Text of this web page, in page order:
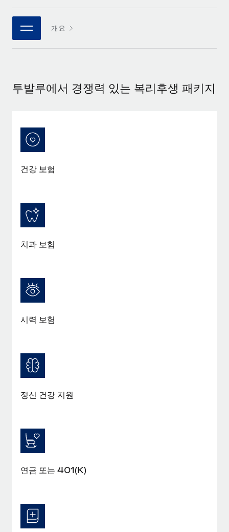
통합
핵심 비즈니스 도구로 프로세스를 간소화
글로벌 인사 및 규정 준수 업무 처리에 전문가 지원 제공
채용 후보자 심사 프로세스 간소화
Compliance Watchtower
법인 설립
복리후생
손쉬운 직원 복리후생 관리
플랫폼에 글로벌 HR을 유연하게 통합
Remote와의 파트너십 기회 탐색
이벤트
인사이트 센터
모든 리소스 보기
계약자 관리
세금
블로그
Remote 제품 관련 소식: Gusto 및 Xero와의 통합과
장 적합 사람을 찾아 채용 및 관리하고 급여를 지급하도록 돕는 것
입니다. 이를 위해 최근 몇 주 동안 새로운...
자세히 알아보기
Shootsta가 Remote를 통해 네 개의 시장에서 글로벌
채용을 확장한 방법
비디오 콘텐츠를 활용한 마케팅이 계속해서 인기를 끌면서, 기업들
에게는 흥미롭고 전문적인 비디오 제작이 어느 때보다 중요해졌습
한국어
개요
투발루에서 경쟁력 있는 복리후생 패키지
건강 보험
치과 보험
시력 보험
정신 건강 지원
연금 또는 401(K)